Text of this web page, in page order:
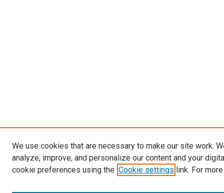
We use cookies that are necessary to make our site work.
analyze, improve, and personalize our content and your
cookie preferences using the Cookie settings link. For